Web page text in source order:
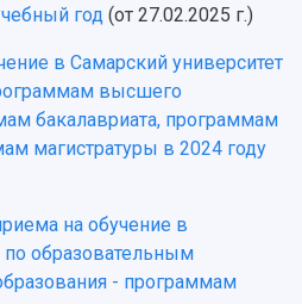
год (от 27.02.2025 г.)
в Самарский университет
высшего
бакалавриата, программам
магистратуры в 2024 году
на обучение в
по образовательным
- программам